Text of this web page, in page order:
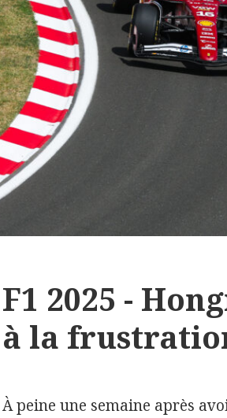
F1 2025 -
à la
À peine une semaine après